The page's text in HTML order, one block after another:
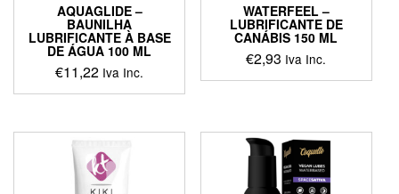
AQUAGLIDE –
BAUNILHA
LUBRIFICANTE À BASE
DE ÁGUA 100 ML
€11,22 Iva Inc.
WATERFEEL –
LUBRIFICANTE DE
CANÁBIS 150 ML
€2,93 Iva Inc.